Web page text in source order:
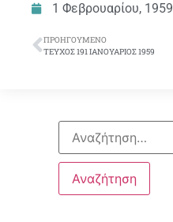
1 Φεβρουαρίου, 1959
ΠΡΟΗΓΟΎΜΕΝΟ
ΤΕΥΧΟΣ 191 ΙΑΝΟΥΑΡΙΟΣ 1959